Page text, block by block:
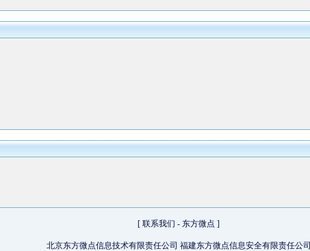
[ 联系我们 - 东方微点 ]
北京东方微点信息技术有限责任公司 福建东方微点信息安全有限责任公司